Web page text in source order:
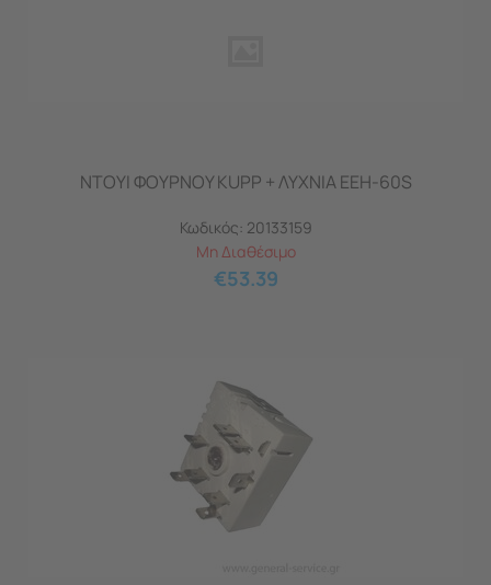
ΝΤΟΥΙ ΦΟΥΡΝΟΥ KUPP + ΛΥΧΝΙΑ EEH-60S
Κωδικός: 20133159
Μη Διαθέσιμο
€53.39